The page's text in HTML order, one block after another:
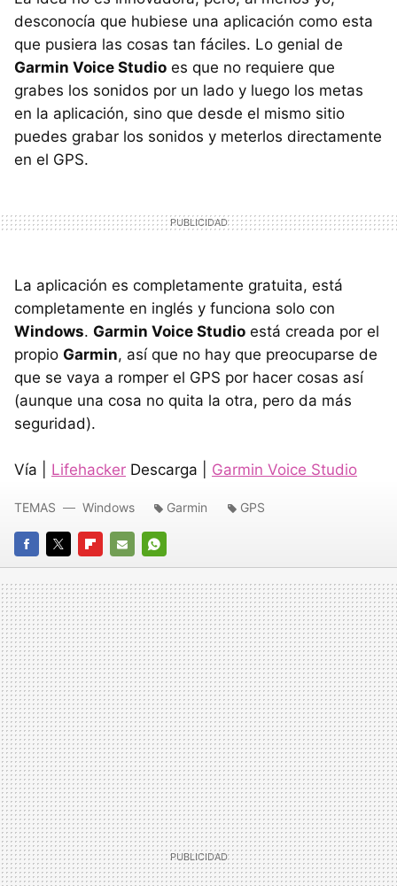
desconocía que hubiese una aplicación como esta
que pusiera las cosas tan fáciles. Lo genial de
Garmin Voice Studio es que no requiere que
grabes los sonidos por un lado y luego los metas
en la aplicación, sino que desde el mismo sitio
puedes grabar los sonidos y meterlos directamente
en el GPS.
La aplicación es completamente gratuita, está
completamente en inglés y funciona solo con
Windows. Garmin Voice Studio está creada por el
propio Garmin, así que no hay que preocuparse de
que se vaya a romper el GPS por hacer cosas así
(aunque una cosa no quita la otra, pero da más
seguridad).
Vía | Lifehacker Descarga | Garmin Voice Studio
FACEBOOK
TWITTERFLIPBOARD
E-
MAIL
WHATSAPP
TEMAS Windows Garmin GPS